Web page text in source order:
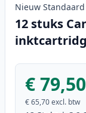
Nieuw Standaard
12 stuks
€ 79,50
€ 65,70excl. btw